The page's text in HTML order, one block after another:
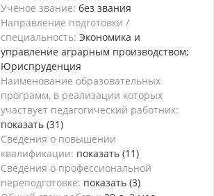
Учёное звание: без звания
Направление подготовки /
специальность: Экономика и
управление аграрным производством;
Юриспруденция
Наименование образовательных
программ, в реализации которых
участвует педагогический работник:
показать (31)
Сведения о повышении
квалификации: показать (11)
Сведения о профессиональной
переподготовке: показать (3)